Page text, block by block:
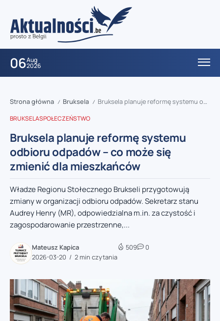
06Aug
2026
Strona główna / Bruksela / Bruksela planuje reformę systemu odbioru odpadów – co może się zmienić dla mieszkańców
BRUKSELASPOŁECZEŃSTWO
Bruksela planuje reformę systemu
odbioru odpadów – co może się
zmienić dla mieszkańców
Władze Regionu Stołecznego Brukseli przygotowują
zmiany w organizacji odbioru odpadów. Sekretarz stanu
Audrey Henry (MR), odpowiedzialna m.in. za czystość i
zagospodarowanie przestrzenne,...
Mateusz Kapica
2026-03-20
2 min czytania
509 0